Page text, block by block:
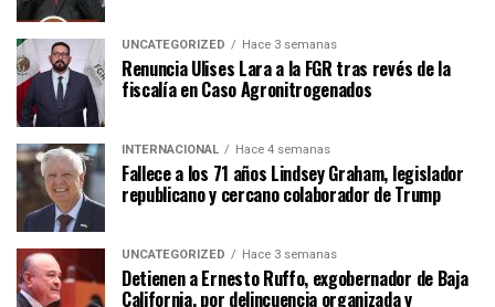
UNCATEGORIZED Hace 3 semanas
Renuncia Ulises Lara a la FGR tras revés de la
fiscalía en Caso Agronitrogenados
INTERNACIONAL Hace 4 semanas
Fallece a los 71 años Lindsey Graham, legislador
republicano y cercano colaborador de Trump
UNCATEGORIZED Hace 3 semanas
Detienen a Ernesto Ruffo, exgobernador de Baja
California, por delincuencia organizada y